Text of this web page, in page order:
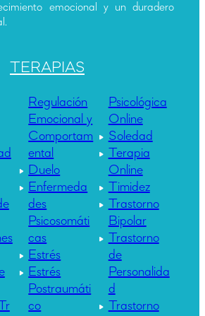
emocional y un duradero
TERAPIAS
Regulación
Emocional y
Comportam
ental
Duelo
Enfermeda
des
Psicosomáti
cas
Estrés
Estrés
Postraumáti
co
Psicológica
Online
Soledad
Terapia
Online
Timidez
Trastorno
Bipolar
Trastorno
de
Personalida
d
Trastorno